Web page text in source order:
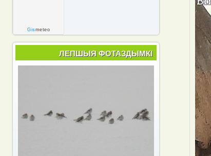
Gismeteo
ЛЕПШЫЯ ФОТАЗДЫМКІ